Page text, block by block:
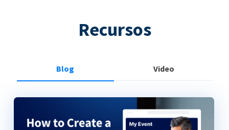
Recursos
Blog Video